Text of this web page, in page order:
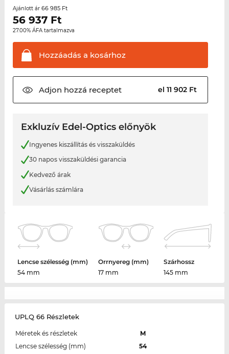
Ajánlott ár 66 985 Ft
56 937Ft
27.00% ÁFA tartalmazva
Hozzáadás a kosárhoz
Adjon hozzá receptet el 11 902 Ft
Exkluzív Edel-Optics előnyök
Ingyenes kiszállítás és visszaküldés
30 napos visszaküldési garancia
Kedvező árak
Vásárlás számlára
Lencse szélesség (mm)
54 mm
Orrnyereg (mm)
17 mm
Szárhossz
145 mm
UPLQ 66 Részletek
Méretek és részletek
M
Lencse szélesség (mm)
54